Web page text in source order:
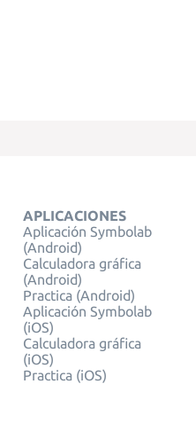
APLICACIONES
Aplicación Symbolab
(Android)
Calculadora gráfica
(Android)
Practica (Android)
Aplicación Symbolab
(iOS)
Calculadora gráfica
(iOS)
Practica (iOS)